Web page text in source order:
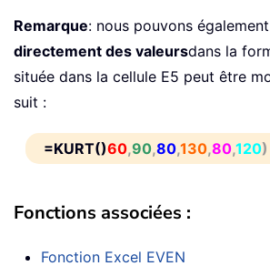
Remarque: nous pouvons également
directement des valeursdans la
située dans la cellule E5 peut être
suit :
=KURT()60,90,80,130,80,120)
Fonctions associées :
Fonction Excel EVEN